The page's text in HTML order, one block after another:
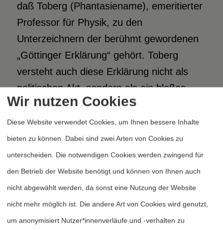
daß Toberg (Phantasiename), emeritierter
Professor für Physik, zu den
Unterzeichnern der berühmt gewordenen
„Göttinger Erklärung“ gehört. Toberg
versteht auch diese Erklärung nicht als
politischen Akt, sondern als ein bloßes
Zur-Verfügung-Stellen von
naturwissenschaftlichen Kenntnissen, über
die Politiker, die sich mit Atomwaffen
befassen, Bescheid wissen sollten. Von
politischen Intentionen hält Toberg diese
Erklärung vollständig frei, und er bringt
dies mit seiner zeitlebens und
grundsätzlich unpolitischen
Wir nutzen Cookies
Diese Website verwendet Cookies, um Ihnen bessere Inhalte
bieten zu können. Dabei sind zwei Arten von Cookies zu
unterscheiden. Die notwendigen Cookies werden zwingend für
den Betrieb der Website benötigt und können von Ihnen auch
nicht abgewählt werden, da sonst eine Nutzung der Website
nicht mehr möglich ist. Die andere Art von Cookies wird genutzt,
um anonymisiert Nutzer*innenverläufe und -verhalten zu